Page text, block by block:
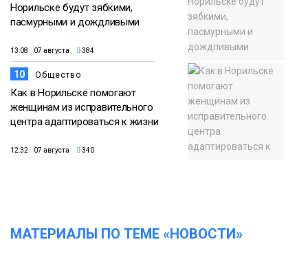
Норильске будут зябкими,
пасмурными и дождливыми
13:08 07 августа 384
10 Общество
Как в Норильске помогают
женщинам из исправительного
центра адаптироваться к жизни
12:32 07 августа 340
МАТЕРИАЛЫ ПО ТЕМЕ «НОВОСТИ»